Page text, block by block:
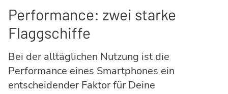
Performance: zwei starke
Flaggschiffe
Bei der alltäglichen Nutzung ist die
Performance eines Smartphones ein
entscheidender Faktor für Deine